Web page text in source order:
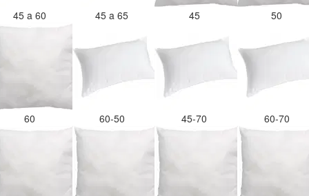
45 a 60 45 a 65 45 50
60 60-50 45-70 60-70